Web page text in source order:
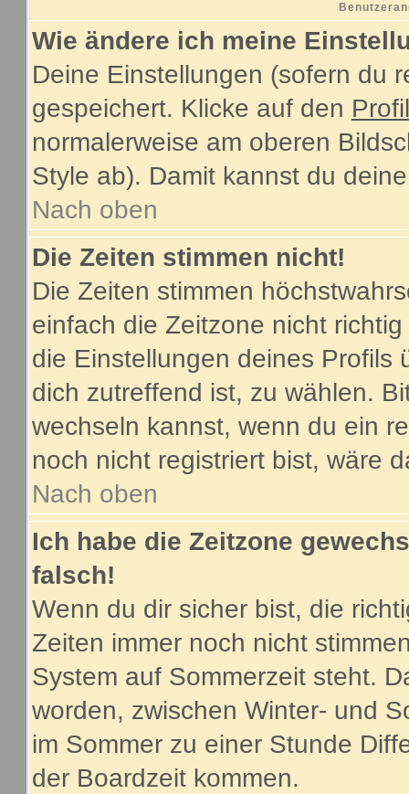
Wie ändere ich meine
Deine Einstellungen (sofern du
gespeichert. Klicke auf den Profil
normalerweise am oberen
Style ab). Damit kannst du
Nach oben
Die Zeiten stimmen nicht!
Die Zeiten stimmen
einfach die Zeitzone nicht
die Einstellungen deines Profils
dich zutreffend ist, zu wählen.
wechseln kannst, wenn du ein
noch nicht registriert bist, wäre
Nach oben
Ich habe die Zeitzone
falsch!
Wenn du dir sicher bist, die
Zeiten immer noch nicht
System auf Sommerzeit steht.
worden, zwischen Winter- und
im Sommer zu einer Stunde
der Boardzeit kommen.